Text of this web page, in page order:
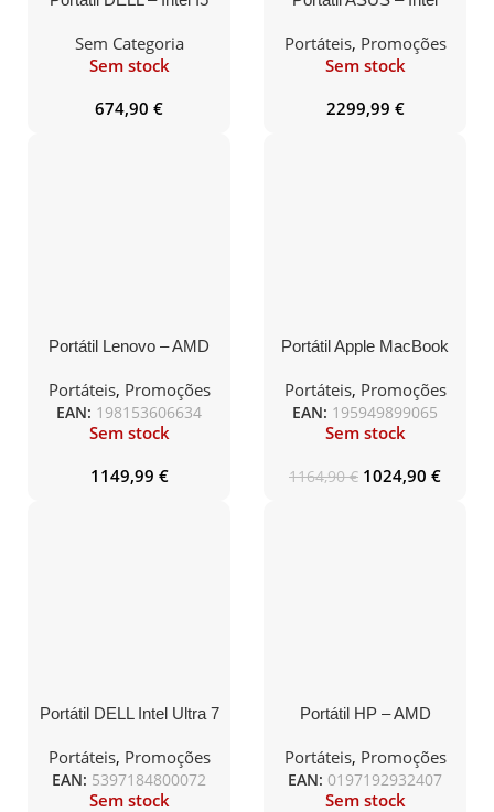
SSD / 14″ / Windows 11
Pro – LATITUDE 3440
Sem Categoria
Sem stock
674,90 €
4060 8GB / 16GB RAM /
1TB SSD / 16″ /
ROG Zephyrus
GU605MV-74B46BB1
Portáteis, Promoções
Sem stock
2299,99 €
Portátil Lenovo – AMD
4050 6GB / 24GB RAM /
512GB SSD / 15.6″ /
Windows 11 Home –
LOQ Gaming 15ARP9-
Portáteis, Promoções
EAN: 198153606634
Sem stock
1149,99 €
Portátil Apple MacBook
GPU 8 Cores / 16GB
RAM / 256GB SSD /
13.6″ Cinzento Sideral
Portáteis, Promoções
EAN: 195949899065
Sem stock
1164,90€ 1024,90 €
Portátil DELL Intel Ultra 7
512GB / 14″ Full HD /
Windows 11 PRO
Portáteis, Promoções
EAN: 5397184800072
Sem stock
Portátil HP – AMD
RAM / 512GB SSD /
15.6″ / S/SO – 15-
FC0008NP
Portáteis, Promoções
EAN: 0197192932407
Sem stock